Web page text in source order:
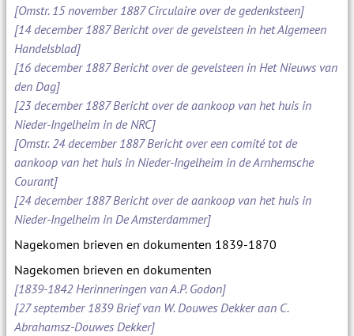
[Omstr. 15 november 1887 Circulaire over de gedenksteen]
[14 december 1887 Bericht over de gevelsteen in het Algemeen
Handelsblad]
[16 december 1887 Bericht over de gevelsteen in Het Nieuws van
den Dag]
[23 december 1887 Bericht over de aankoop van het huis in
Nieder-Ingelheim in de NRC]
[Omstr. 24 december 1887 Bericht over een comité tot de
aankoop van het huis in Nieder-Ingelheim in de Arnhemsche
Courant]
[24 december 1887 Bericht over de aankoop van het huis in
Nieder-Ingelheim in De Amsterdammer]
Nagekomen brieven en dokumenten 1839-1870
Nagekomen brieven en dokumenten
[1839-1842 Herinneringen van A.P. Godon]
[27 september 1839 Brief van W. Douwes Dekker aan C.
Abrahamsz-Douwes Dekker]